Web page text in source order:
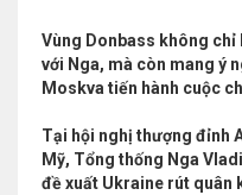
Vùng Donbass không
với Nga, mà còn mang ý
Moskva tiến hành cuộc
Tại hội nghị thượng đỉnh
Mỹ, Tổng thống Nga
đề xuất Ukraine rút quân